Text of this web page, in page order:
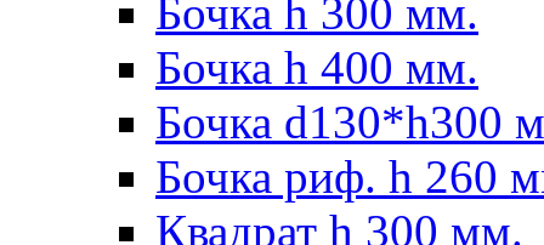
Бочка h 300 мм.
Бочка h 400 мм.
Бочка d130*h300
Бочка риф. h 260
Квадрат h 300 мм.